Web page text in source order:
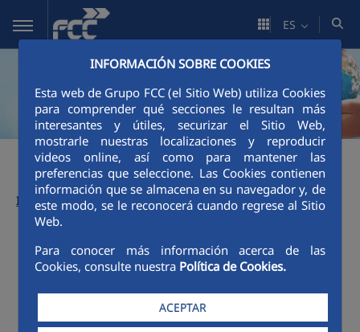
Saltar al contenido principal
INFORMACIÓN SOBRE COOKIES
Esta web de Grupo FCC (el Sitio Web) utiliza Cookies
para comprender qué secciones le resultan más
interesantes y útiles, securizar el Sitio Web,
mostrarle nuestras localizaciones y reproducir
videos online, así como para mantener las
preferencias que seleccione. Las Cookies contienen
información que se almacena en su navegador y, de
este modo, se le reconocerá cuando regrese al Sitio
Web.
Para conocer más información acerca de las
Cookies, consulte nuestra Política de Cookies.
ACEPTAR
ES
Informes anteriores:
Menú Informes de Sostenibilidad